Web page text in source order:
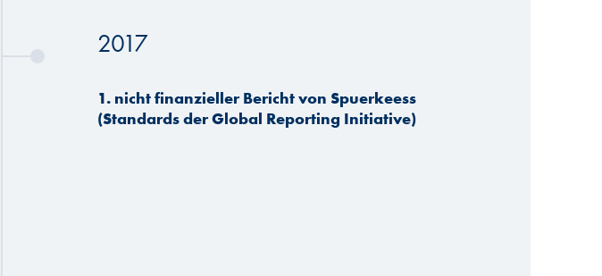
2017
1. nicht finanzieller Bericht von Spuerkeess
(Standards der Global Reporting Initiative)